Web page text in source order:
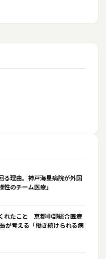
る理由。神戸海星病院が外国
のチーム医療」
れたこと 京都中部総合医療
が考える「働き続けられる病